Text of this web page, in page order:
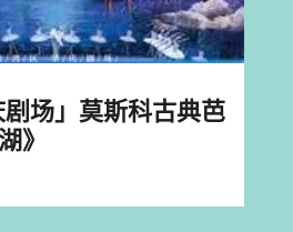
剧场」莫斯科古典芭
》